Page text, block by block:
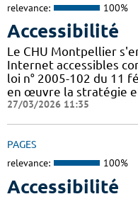
relevance: 100%
Accessibilité
Le CHU Montpellier
Internet accessibles
loi n° 2005-102 du 11
en œuvre la stratégie
27/03/2026 11:35
PAGES
relevance: 100%
Accessibilité